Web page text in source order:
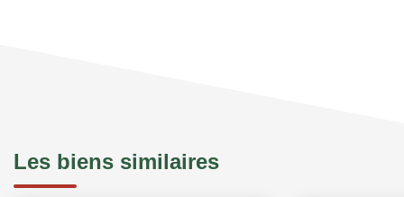
Les biens similaires